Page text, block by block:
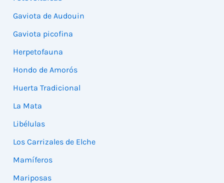
Gaviota de Audouin
Gaviota picofina
Herpetofauna
Hondo de Amorós
Huerta Tradicional
La Mata
Libélulas
Los Carrizales de Elche
Mamíferos
Mariposas